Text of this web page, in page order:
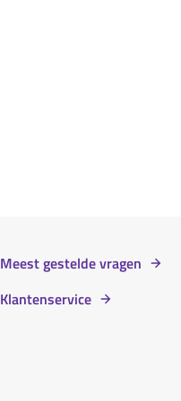
Meest gestelde vragen
Klantenservice